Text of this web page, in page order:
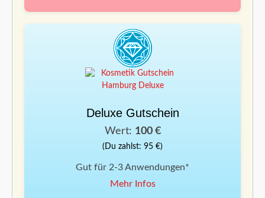
Deluxe Gutschein
Wert: 100 €
(Du zahlst: 95 €)
Gut für 2-3 Anwendungen*
Mehr Infos